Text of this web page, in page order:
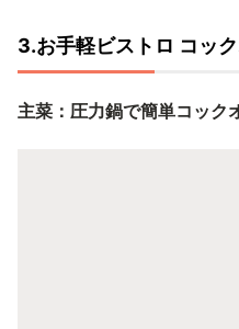
3.お手軽ビストロ コッ
主菜：圧力鍋で簡単コック